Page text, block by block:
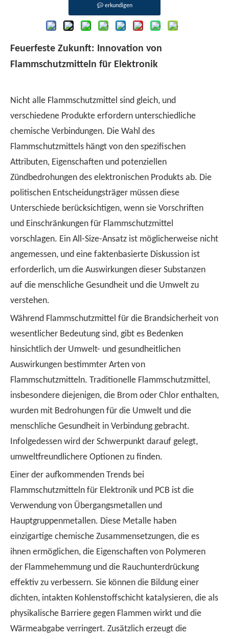
erkundigen
Feuerfeste Zukunft: Innovation von
Flammschutzmitteln für Elektronik
Nicht alle Flammschutzmittel sind gleich, und
verschiedene Produkte erfordern unterschiedliche
chemische Verbindungen. Die Wahl des
Flammschutzmittels hängt von den spezifischen
Attributen, Eigenschaften und potenziellen
Zündbedrohungen des elektronischen Produkts ab. Die
politischen Entscheidungsträger müssen diese
Unterschiede berücksichtigen, wenn sie Vorschriften
und Einschränkungen für Flammschutzmittel
vorschlagen. Ein All-Size-Ansatz ist möglicherweise nicht
angemessen, und eine faktenbasierte Diskussion ist
erforderlich, um die Auswirkungen dieser Substanzen
auf die menschliche Gesundheit und die Umwelt zu
verstehen.
Während Flammschutzmittel für die Brandsicherheit von
wesentlicher Bedeutung sind, gibt es Bedenken
hinsichtlich der Umwelt- und gesundheitlichen
Auswirkungen bestimmter Arten von
Flammschutzmitteln. Traditionelle Flammschutzmittel,
insbesondere diejenigen, die Brom oder Chlor enthalten,
wurden mit Bedrohungen für die Umwelt und die
menschliche Gesundheit in Verbindung gebracht.
Infolgedessen wird der Schwerpunkt darauf gelegt,
umweltfreundlichere Optionen zu finden.
Einer der aufkommenden Trends bei
Flammschutzmitteln für Elektronik und PCB ist die
Verwendung von Übergangsmetallen und
Hauptgruppenmetallen. Diese Metalle haben
einzigartige chemische Zusammensetzungen, die es
ihnen ermöglichen, die Eigenschaften von Polymeren
der Flammehemmung und die Rauchunterdrückung
effektiv zu verbessern. Sie können die Bildung einer
dichten, intakten Kohlenstoffschicht katalysieren, die als
physikalische Barriere gegen Flammen wirkt und die
Wärmeabgabe verringert. Zusätzlich erzeugt die